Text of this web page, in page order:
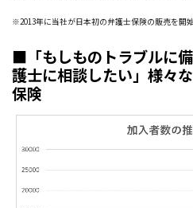
※2013年に当社が日本初の弁護士保険の販売を開
■「もしものトラブルに
護士に相談したい」様々
保険